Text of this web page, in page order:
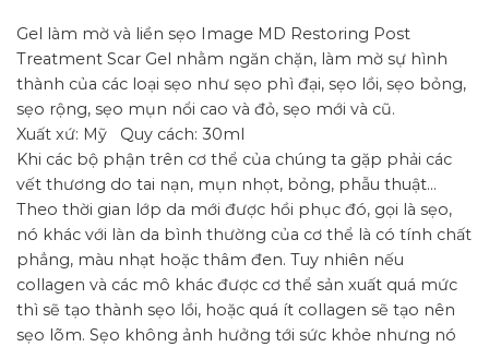
Gel làm mờ và liền sẹo Image MD Restoring Post
Treatment Scar Gel nhằm ngăn chặn, làm mờ sự hình
thành của các loại sẹo như sẹo phì đại, sẹo lồi, sẹo bỏng,
sẹo rộng, sẹo mụn nổi cao và đỏ, sẹo mới và cũ.
Xuất xứ: Mỹ Quy cách: 30ml
Khi các bộ phận trên cơ thể của chúng ta gặp phải các
vết thương do tai nạn, mụn nhọt, bỏng, phẫu thuật…
Theo thời gian lớp da mới được hồi phục đó, gọi là sẹo,
nó khác với làn da bình thường của cơ thể là có tính chất
phẳng, màu nhạt hoặc thâm đen. Tuy nhiên nếu
collagen và các mô khác được cơ thể sản xuất quá mức
thì sẽ tạo thành sẹo lồi, hoặc quá ít collagen sẽ tạo nên
sẹo lõm. Sẹo không ảnh hưởng tới sức khỏe nhưng nó